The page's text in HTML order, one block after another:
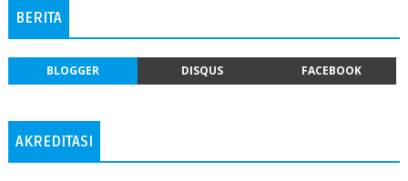
BERITA
BLOGGER DISQUS FACEBOOK
AKREDITASI